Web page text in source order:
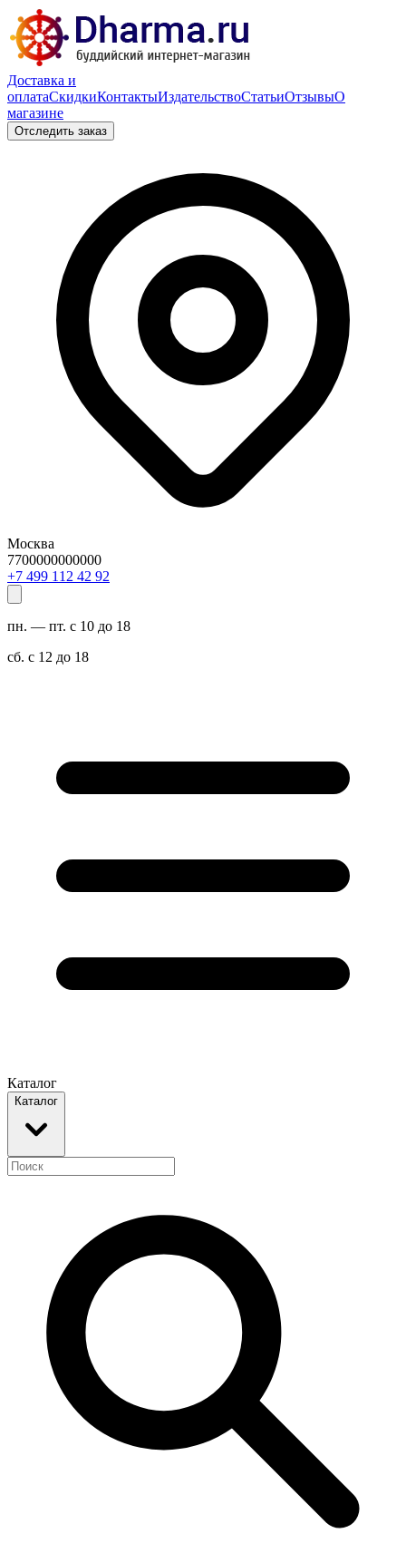
Доставка и
оплатаСкидкиКонтактыИздательствоСтатьиОтзывыО
магазине
Отследить заказ
Москва
7700000000000
29 24 211 994 7+
пн. — пт. с 10 до 18
сб. с 12 до 18
Каталог
Каталог